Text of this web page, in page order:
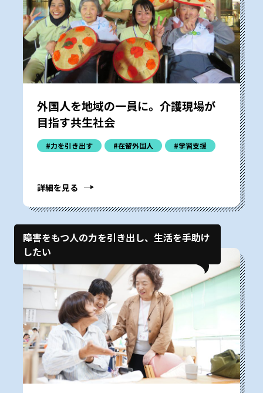
外国人を地域の一員に。介護現場が
目指す共生社会
#力を引き出す #在留外国人 #学習支援
詳細を見る
障害をもつ人の力を引き出し、生活を手助け
したい